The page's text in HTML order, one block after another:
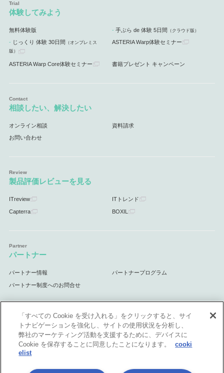
体験してみよう
無料体験版 手ぶら de 体験 5日間 （クラウド版）
じっくり 体験 30日間 （オンプレミス
版）
ASTERIA Warp体験セミナー
ASTERIA Warp Core体験セミナー 書籍プレゼント キャンペーン
相談したい、解決したい
オンライン相談 資料請求
お問い合わせ
製品評価レビューを見る
ITreview ITトレンド
Capterra BOXIL
パートナー
パートナー情報 パートナープログラム
パートナー制度へのお問合せ
サポート
サポート情報
「すべての Cookie を受け入れる」をクリックすると、サイ
トナビゲーションを強化し、サイトの使用状況を分析し、
弊社のマーケティング活動を支援するために、デバイスに
Cookie を保存することに同意したことになります。
cooki
elist